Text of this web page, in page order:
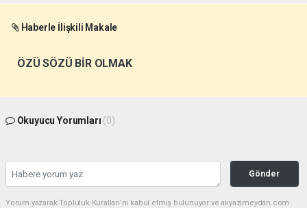
Haberle İlişkili Makale
ÖZÜ SÖZÜ BİR OLMAK
Okuyucu Yorumları (0)
Gönder
Yorum yazarak Topluluk Kuralları’nı kabul etmiş bulunuyor ve akyazimeydan.com